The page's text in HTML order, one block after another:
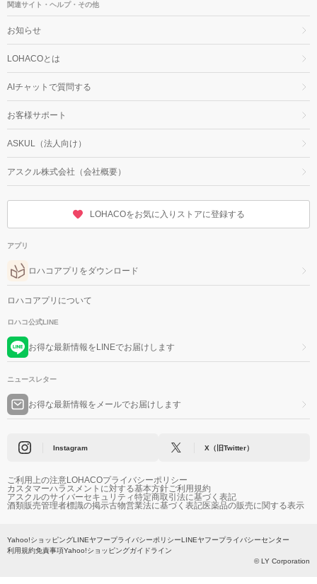
関連サイト・ヘルプ・その他
お知らせ
LOHACOとは
AIチャットで質問する
お客様サポート
ASKUL（法人向け）
アスクル株式会社（会社概要）
LOHACOをお気に入りストアに登録する
アプリ
ロハコアプリをダウンロード
ロハコアプリについて
ロハコ公式LINE
お得な最新情報をLINEでお届けします
ニュースレター
お得な最新情報をメールでお届けします
Instagram X（旧Twitter）
ご利用上の注意LOHACOプライバシーポリシー
カスタマーハラスメントに対する基本方針ご利用規約
アスクルのサイバーセキュリティ特定商取引法に基づく表記
酒類販売管理者標識の掲示古物営業法に基づく表記医薬品の販売に関する表示
Yahoo!ショッピングLINEヤフープライバシーポリシーLINEヤフープライバシーセンター
利用規約免責事項Yahoo!ショッピングガイドライン
© LY Corporation